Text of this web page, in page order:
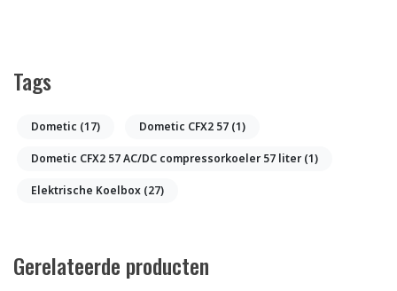
Tags
Dometic (17) Dometic CFX2 57 (1)
Dometic CFX2 57 AC/DC compressorkoeler 57 liter (1)
Elektrische Koelbox (27)
Gerelateerde producten